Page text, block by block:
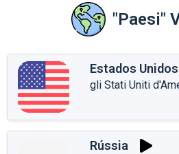
"Paesi"
Estados
gli Stati Uniti
Rússia